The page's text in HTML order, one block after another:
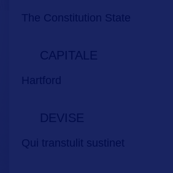
The Constitution State
CAPITALE
Hartford
DEVISE
Qui transtulit sustinet